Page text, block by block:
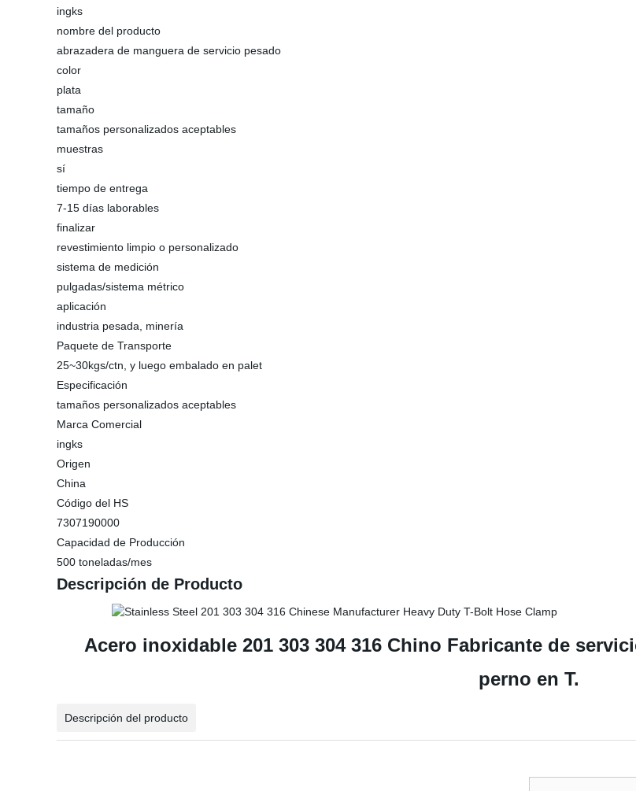
ingks
nombre del producto
abrazadera de manguera de servicio pesado
color
plata
tamaño
tamaños personalizados aceptables
muestras
sí
tiempo de entrega
7-15 días laborables
finalizar
revestimiento limpio o personalizado
sistema de medición
pulgadas/sistema métrico
aplicación
industria pesada, minería
Paquete de Transporte
25~30kgs/ctn, y luego embalado en palet
Especificación
tamaños personalizados aceptables
Marca Comercial
ingks
Origen
China
Código del HS
7307190000
Capacidad de Producción
500 toneladas/mes
Descripción de Producto
Acero inoxidable 201 303 304 316 Chino Fabricante de
perno en T.
Descripción del producto